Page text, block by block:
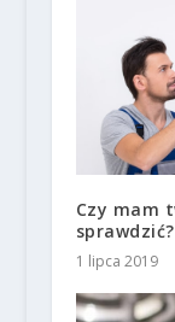
Czy mam
sprawdzić?
1 lipca 2019